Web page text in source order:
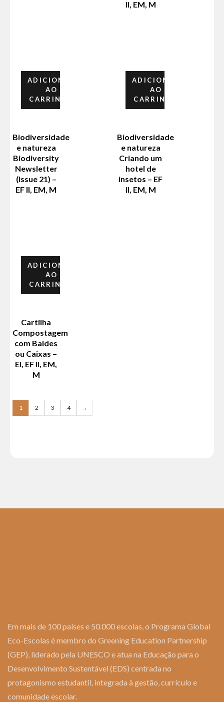
II, EM, M
ADICIONAR
AO
CARRINHO
Biodiversidade
e natureza
Biodiversity
Newsletter
(Issue 21) –
EF II, EM, M
ADICIONAR
AO
CARRINHO
Biodiversidade
e natureza
Criando um
hotel de
insetos – EF
II, EM, M
ADICIONAR
AO
CARRINHO
Cartilha
Compostagem
com Baldes
ou Caixas –
EI, EF II, EM,
M
1 2 3 4 →
Em mais de 100 países e 50.000 escolas, o Programa Global
Eco-Escolas é membro do Greening Education Partnership
(GEP), liderado pela UNESCO e atua na Educação para o
Desenvolvimento Sustentável (EDS) centrada no
protagonismo estudantil, integrada à gestão, currículo e
comunidade escolar.